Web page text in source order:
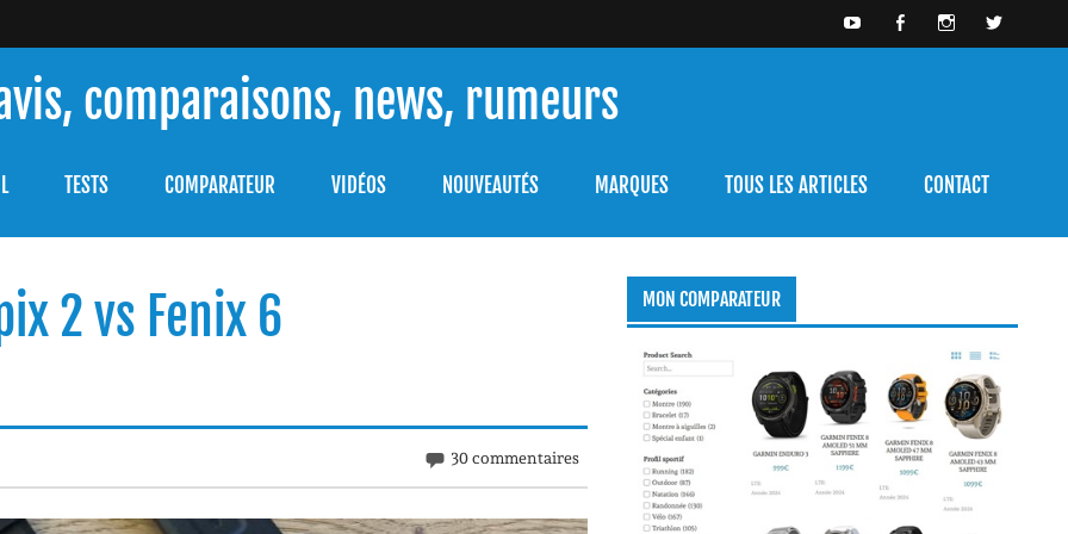
comparaisons, news, rumeurs
TESTS COMPARATEUR VIDÉOS NOUVEAUTÉS MARQUES TOUS LES ARTICLES CONTACT
2 vs Fenix 6
30 commentaires
MON COMPARATEUR